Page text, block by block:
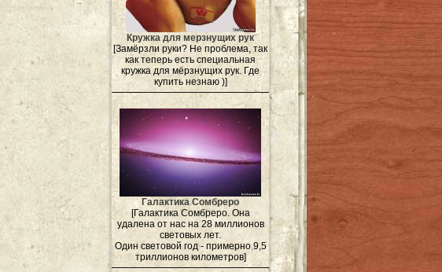
Кружка для мерзнущих рук
[Замёрзли руки? Не проблема, так
как теперь есть специальная
кружка для мёрзнущих рук. Где
купить незнаю )]
Галактика Сомбреро
[Галактика Сомбреро. Она
удалена от нас на 28 миллионов
световых лет.
Один световой год - примерно 9,5
триллионов километров]